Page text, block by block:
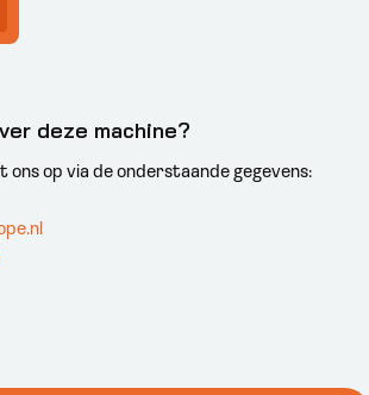
deze machine?
ons op via de onderstaande gegevens: